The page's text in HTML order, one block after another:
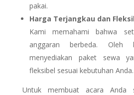
pakai.
Harga Terjangkau dan
Kami memahami bahwa
anggaran berbeda.
menyediakan paket sewa
fleksibel sesuai kebutuhan Anda.
Untuk membuat acara Anda